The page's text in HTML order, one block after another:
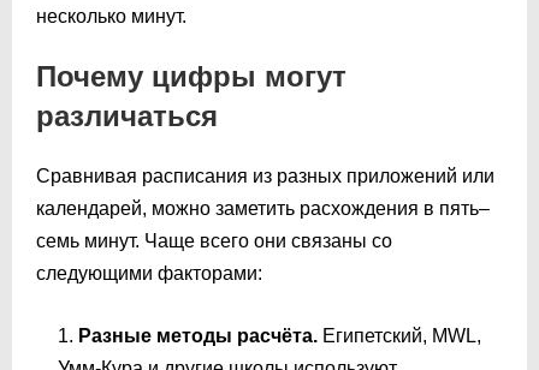
несколько минут.
Почему цифры могут
различаться
Сравнивая расписания из разных приложений или
календарей, можно заметить расхождения в пять–
семь минут. Чаще всего они связаны со
следующими факторами:
Разные методы расчёта. Египетский, MWL,